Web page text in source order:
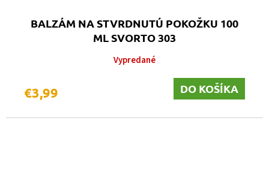
BALZÁM NA STVRDNUTÚ POKOŽKU 100
ML SVORTO 303
Vypredané
€3,99 DO KOŠÍKA